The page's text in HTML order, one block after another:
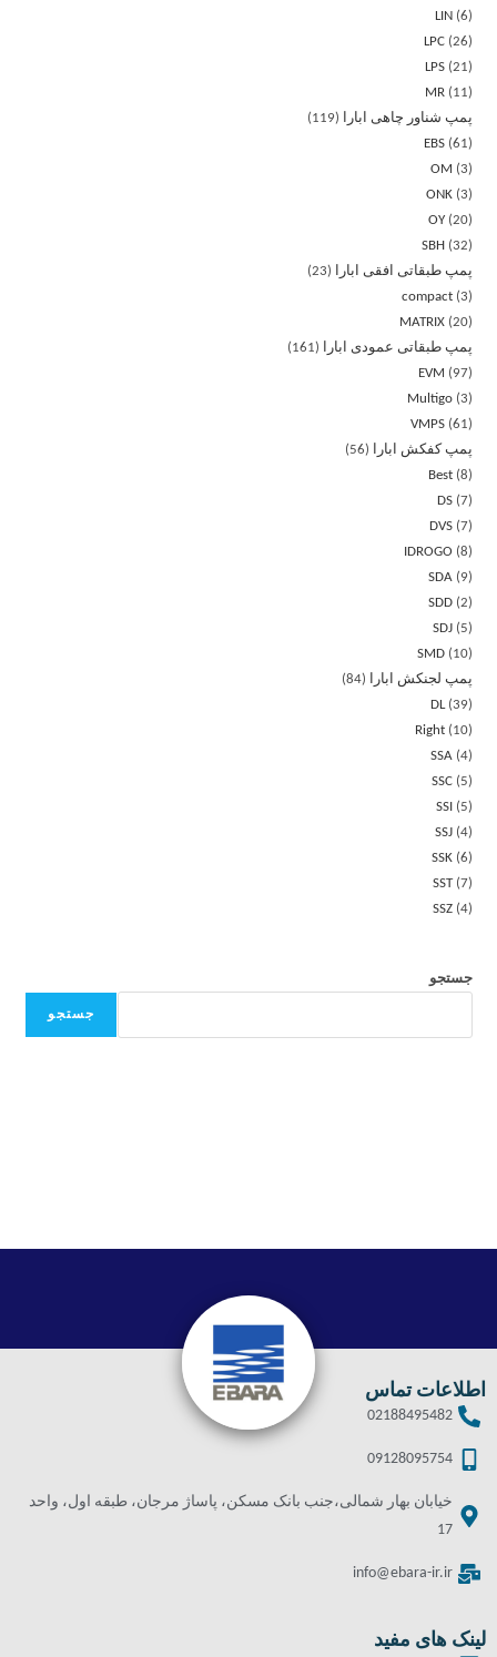
LIN
6
LPC 26
LPS 21
MR
11
پمپ شناور چاهی ابارا
119
EBS 61
OM
3
ONK 3
OY 20
SBH
32
پمپ طبقاتی افقی ابارا
23
compact 3
MATRIX 20
پمپ طبقاتی عمودی ابارا
161
EVM
97
Multigo 3
VMPS 61
پمپ کفکش ابارا
56
Best 8
DS 7
DVS 7
IDROGO
8
SDA
9
SDD 2
SDJ
5
SMD
10
پمپ لجنکش ابارا
84
DL 39
Right
10
SSA 4
SSC
5
SSI
5
SSJ 4
SSK 6
SST 7
SSZ 4
جستجو
جستجو
اطلاعات تماس
02188495482
09128095754
خیابان بهار شمالی،جنب بانک مسکن، پاساژ مرجان، طبقه اول، واحد
17
info@ebara-ir.ir
لینک های مفید